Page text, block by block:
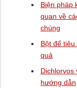
Biện pháp
quan về
chúng
Bột để
quả
Dichlorvos
hướng dẫn